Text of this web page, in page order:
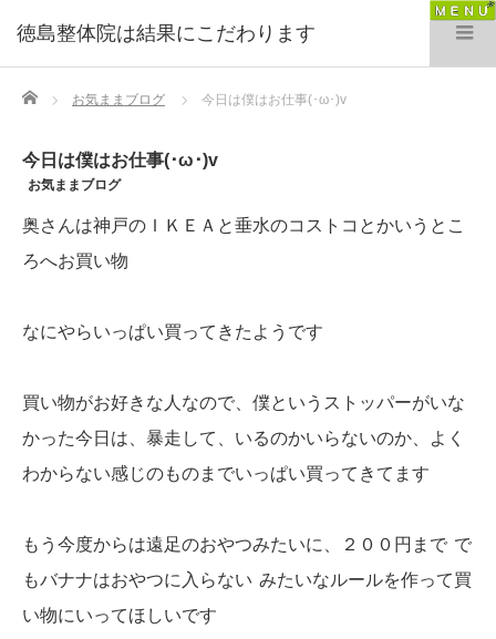
徳島整体院は結果にこだわります
Home お気ままブログ 今日は僕はお仕事(･ω･)v
今日は僕はお仕事(･ω･)v
お気ままブログ
奥さんは神戸のＩＫＥＡと垂水のコストコとかいうとこ
ろへお買い物
なにやらいっぱい買ってきたようです
買い物がお好きな人なので、僕というストッパーがいな
かった今日は、暴走して、いるのかいらないのか、よく
わからない感じのものまでいっぱい買ってきてます
もう今度からは遠足のおやつみたいに、２００円まで で
もバナナはおやつに入らない みたいなルールを作って買
い物にいってほしいです